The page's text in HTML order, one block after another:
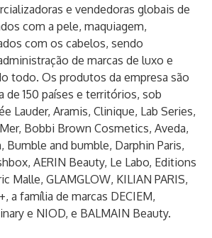
e vendedoras globais de
com a pele, maquiagem,
com os cabelos, sendo
de marcas de luxo e
todo. Os produtos da empresa são
de 150 países e territórios, sob
Lauder, Aramis, Clinique, Lab Series,
Mer, Bobbi Brown Cosmetics, Aveda,
Bumble and bumble, Darphin Paris,
AERIN Beauty, Le Labo, Editions
Malle, GLAMGLOW, KILIAN PARIS,
a família de marcas DECIEM,
e NIOD, e BALMAIN Beauty.